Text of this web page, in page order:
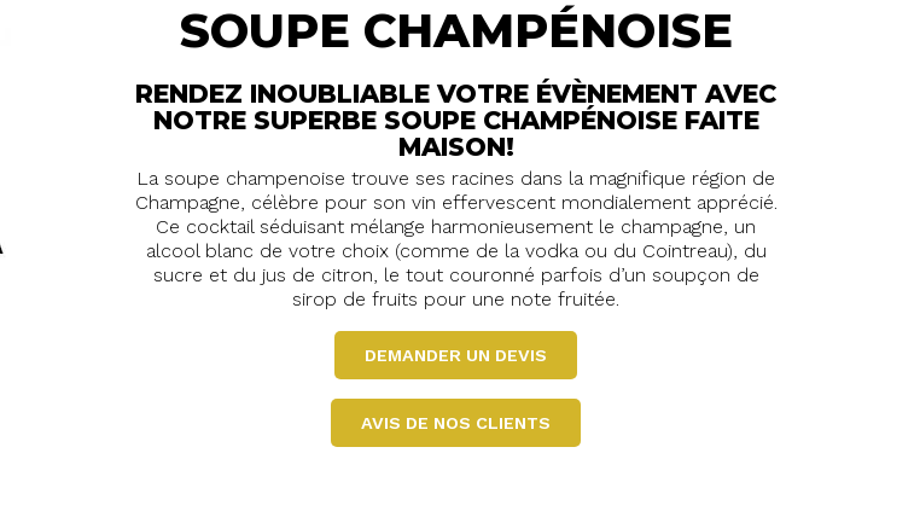
SOUPE CHAMPÉNOISE
RENDEZ INOUBLIABLE VOTRE ÉVÈNEMENT AVEC
NOTRE SUPERBE SOUPE CHAMPÉNOISE FAITE
MAISON!
La soupe champenoise trouve ses racines dans la magnifique région de
Champagne, célèbre pour son vin effervescent mondialement apprécié.
Ce cocktail séduisant mélange harmonieusement le champagne, un
alcool blanc de votre choix (comme de la vodka ou du Cointreau), du
sucre et du jus de citron, le tout couronné parfois d’un soupçon de
sirop de fruits pour une note fruitée.
DEMANDER UN DEVIS
AVIS DE NOS CLIENTS